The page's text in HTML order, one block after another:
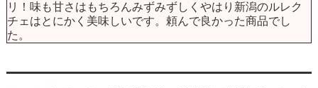
リ！味も甘さはもちろんみずみずしくやはり新潟のルレク
チェはとにかく美味しいです。頼んで良かった商品でし
た。